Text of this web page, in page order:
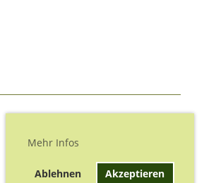
Mehr Infos
Ablehnen Akzeptieren